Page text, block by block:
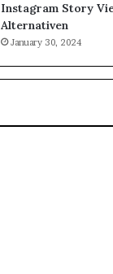
Instagram Story
Alternativen
January 30, 2024